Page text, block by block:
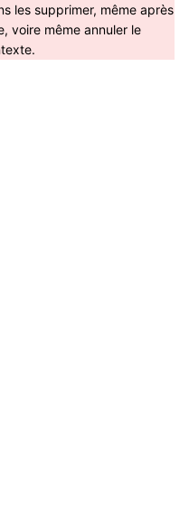
les supprimer, même après
voire même annuler le